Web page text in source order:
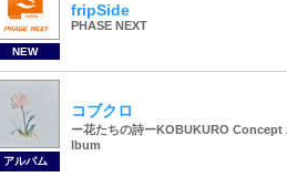
NEW
fripSide
PHASE NEXT
アルバム
コブクロ
ー花たちの詩ーKOBUKURO Concept
lbum